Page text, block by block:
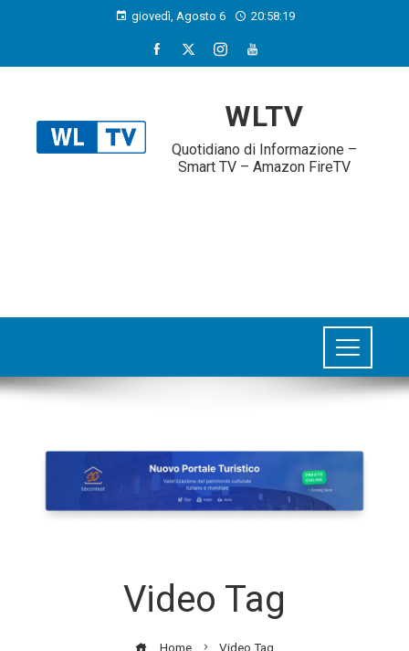
giovedì, Agosto 6 20:58:20
WLTV
Quotidiano di Informazione –
Smart TV – Amazon FireTV
Video Tag
Home Video Tag